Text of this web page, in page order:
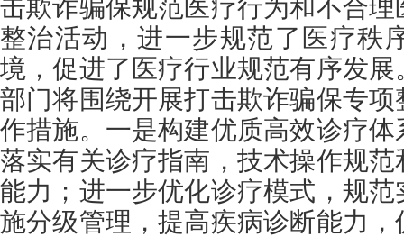
击欺诈骗保规范医疗行为和不合
整治活动，进一步规范了医疗秩
境，促进了医疗行业规范有序发
部门将围绕开展打击欺诈骗保专
作措施。一是构建优质高效诊疗
落实有关诊疗指南，技术操作规
能力；进一步优化诊疗模式，规
施分级管理，提高疾病诊断能力